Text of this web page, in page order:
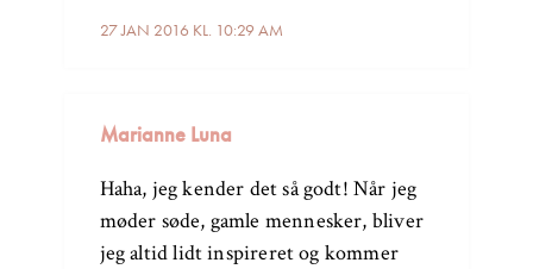
27 JAN 2016 KL. 10:29 AM
Marianne Luna
Haha, jeg kender det så godt! Når jeg
møder søde, gamle mennesker, bliver
jeg altid lidt inspireret og kommer